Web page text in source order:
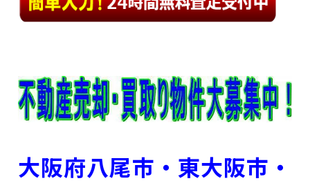
大阪府八尾市・東大阪市 ・